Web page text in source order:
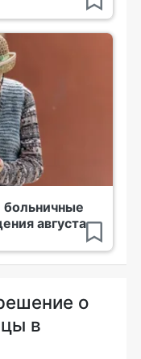
больничные
августа
о
в